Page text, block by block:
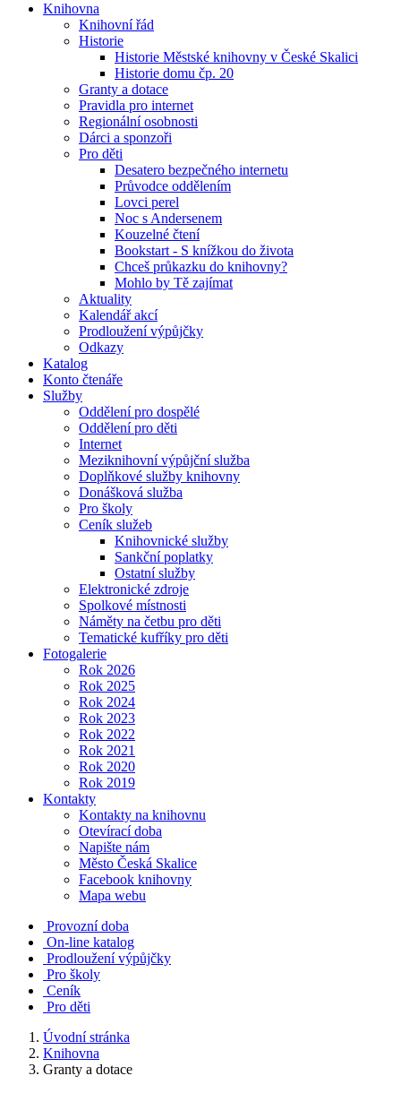
Knihovna
Knihovní řád
Historie
Historie Městské knihovny v České Skalici
Historie domu čp. 20
Granty a dotace
Pravidla pro internet
Regionální osobnosti
Dárci a sponzoři
Pro děti
Desatero bezpečného internetu
Průvodce oddělením
Lovci perel
Noc s Andersenem
Kouzelné čtení
Bookstart - S knížkou do života
Chceš průkazku do knihovny?
Mohlo by Tě zajímat
Aktuality
Kalendář akcí
Prodloužení výpůjčky
Odkazy
Katalog
Konto čtenáře
Služby
Oddělení pro dospělé
Oddělení pro děti
Internet
Meziknihovní výpůjční služba
Doplňkové služby knihovny
Donášková služba
Pro školy
Ceník služeb
Knihovnické služby
Sankční poplatky
Ostatní služby
Elektronické zdroje
Spolkové místnosti
Náměty na četbu pro děti
Tematické kufříky pro děti
Fotogalerie
Rok 2026
Rok 2025
Rok 2024
Rok 2023
Rok 2022
Rok 2021
Rok 2020
Rok 2019
Kontakty
Kontakty na knihovnu
Otevírací doba
Napište nám
Město Česká Skalice
Facebook knihovny
Mapa webu
Provozní doba
On-line katalog
Prodloužení výpůjčky
Pro školy
Ceník
Pro děti
Úvodní stránka
Knihovna
Granty a dotace